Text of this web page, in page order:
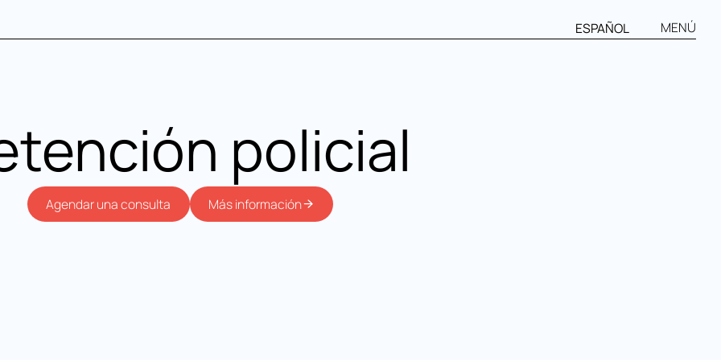
ESPAÑOL MENÚ
policial
Agendar una consulta Más información